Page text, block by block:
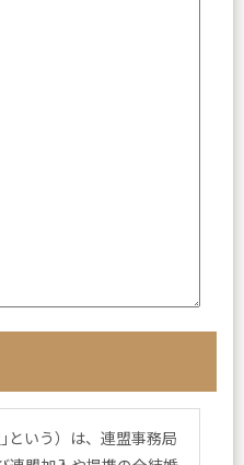
という）は、連盟事務局